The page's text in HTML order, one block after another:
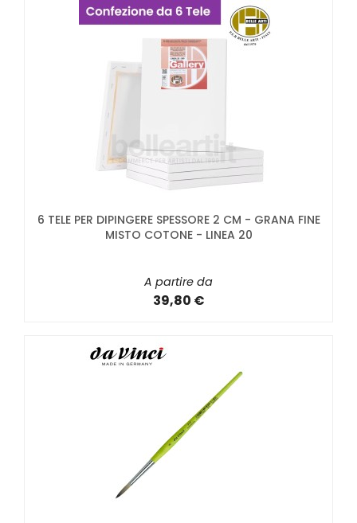
6 TELE PER DIPINGERE SPESSORE 2 CM - GRANA FINE
MISTO COTONE - LINEA 20
A partire da
39,80 €